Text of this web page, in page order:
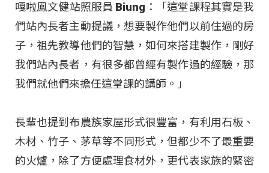
嘎啦鳳文健站照服員 Biung：「這堂課程其實是我
們站內長者主動提議，想要製作他們以前住過的房
子，祖先教導他們的智慧，如何來搭建製作，剛好
我們站內長者，有很多都曾經有製作過的經驗，那
我們就他們來擔任這堂課的講師。」
長輩也提到布農族家屋形式很豐富，有利用石板、
木材、竹子、茅草等不同形式，但都少不了最重要
的火爐，除了方便處理食材外，更代表家族的緊密